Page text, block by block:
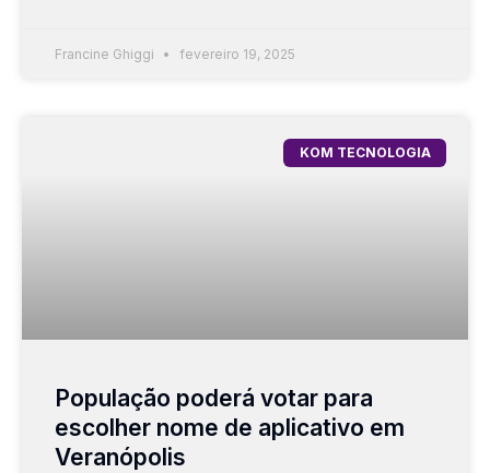
Francine Ghiggi fevereiro 19, 2025
KOM TECNOLOGIA
População poderá votar para
escolher nome de aplicativo em
Veranópolis